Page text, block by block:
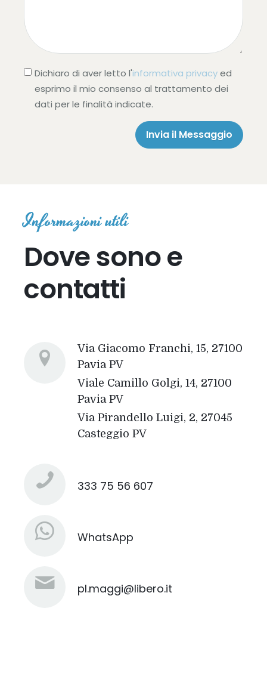
Dichiaro di aver letto l'informativa privacyed
esprimo il mio consenso al trattamento dei
dati per le finalità indicate.
Invia il Messaggio
Informazioni utili
Dove sono e
contatti
Via Giacomo Franchi, 15, 27100
Pavia PV
Viale Camillo Golgi, 14, 27100
Pavia PV
Via Pirandello Luigi, 2, 27045
Casteggio PV
333 75 56 607
WhatsApp
pl.maggi@libero.it